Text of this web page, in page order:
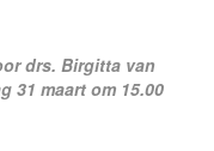
drs. Birgitta van
31 maart om 15.00